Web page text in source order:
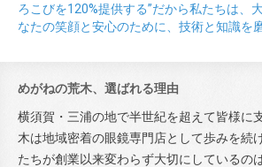
ろこびを120%提供する”だから私たちは、
なたの笑顔と安心のために、技術と知識を
めがねの荒木、選ばれる理由
横須賀・三浦の地で半世紀を超えて皆様に
木は地域密着の眼鏡専門店として歩みを続
たちが創業以来変わらず大切にしているの